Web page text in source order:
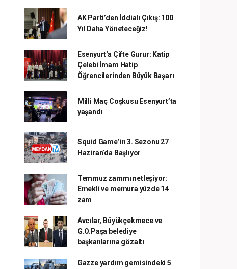
AK Parti’den İddialı Çıkış: 100
Yıl Daha Yöneteceğiz!
Esenyurt'a Çifte Gurur: Katip
Çelebi İmam Hatip
Öğrencilerinden Büyük Başarı
Milli Maç Coşkusu Esenyurt’ta
yaşandı
Squid Game’in 3. Sezonu 27
Haziran’da Başlıyor
Temmuz zammı netleşiyor:
Emekli ve memura yüzde 14
zam
Avcılar, Büyükçekmece ve
G.O.Paşa belediye
başkanlarına gözaltı
Gazze yardım gemisindeki 5